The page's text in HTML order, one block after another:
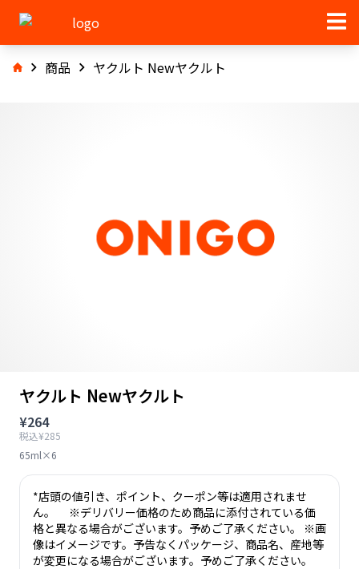
商品 ヤクルト Newヤクルト
ヤクルト Newヤクルト
¥264
税込¥285
65ml×6
*店頭の値引き、ポイント、クーポン等は適用されませ
ん。 ※デリバリー価格のため商品に添付されている価
格と異なる場合がございます。予めご了承ください。 ※画
像はイメージです。予告なくパッケージ、商品名、産地等
が変更になる場合がございます。予めご了承ください。